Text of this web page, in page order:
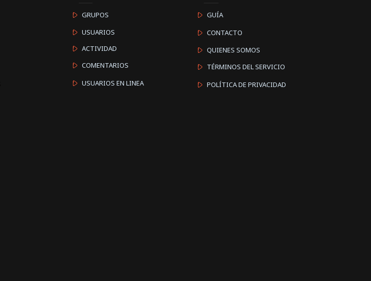
GRUPOS
USUARIOS
ACTIVIDAD
COMENTARIOS
USUARIOS EN LINEA
GUÍA
CONTACTO
QUIENES SOMOS
TÉRMINOS DEL SERVICIO
POLÍTICA DE PRIVACIDAD